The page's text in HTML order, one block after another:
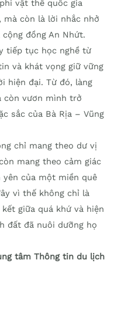
vật thể quốc gia
mà còn là lời nhắc nhở
đồng An Nhứt.
tiếp tục học nghề từ
và khát vọng giữ vững
hiện đại. Từ đó, làng
còn vươn mình trở
sắc của Bà Rịa – Vũng
chỉ mang theo dư vị
mang theo cảm giác
yên của một miền quê
vì thế không chỉ là
giữa quá khứ và hiện
đất đã nuôi dưỡng họ
tâm Thông tin du lịch